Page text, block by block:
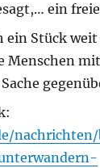
ein
ein Stück
Menschen